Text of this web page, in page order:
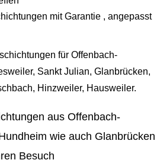
mit Garantie , angepasst
für Offenbach-
Sankt Julian, Glanbrücken,
Hinzweiler, Hausweiler.
aus Offenbach-
wie auch Glanbrücken
Besuch